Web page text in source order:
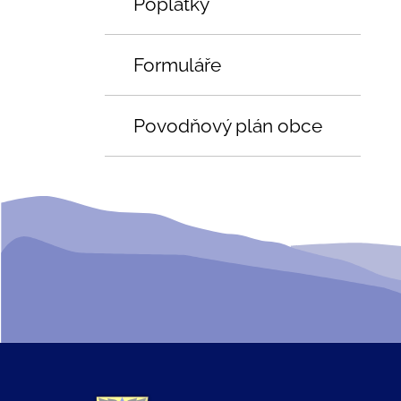
Formuláře
Povodňový plán obce